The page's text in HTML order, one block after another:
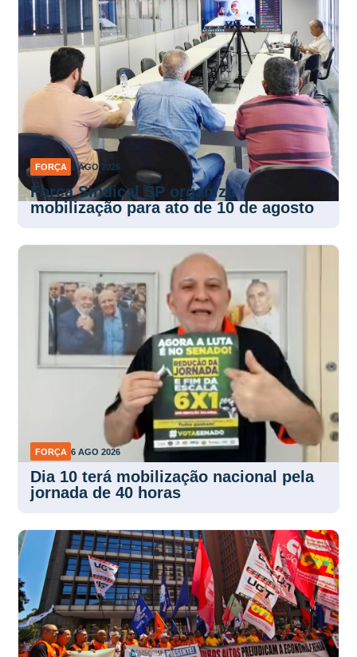
FORÇA 6 AGO 2026
Força Sindical SP organiza
mobilização para ato de 10 de agosto
FORÇA 6 AGO 2026
Dia 10 terá mobilização nacional pela
jornada de 40 horas